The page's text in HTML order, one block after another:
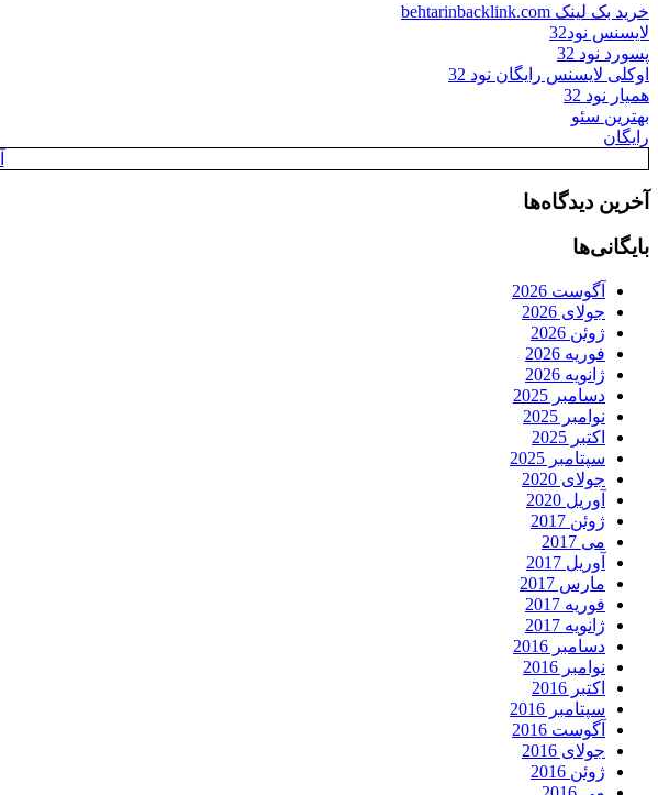
خرید بک لینک behtarinbacklink.com
لایسنس نود32
پسورد نود 32
اوکلی لایسنس رایگان نود 32
همیار نود 32
بهترین سئو
رایگان
آخرین دیدگاه‌ها
بایگانی‌ها
آگوست 2026
جولای 2026
ژوئن 2026
فوریه 2026
ژانویه 2026
دسامبر 2025
نوامبر 2025
اکتبر 2025
سپتامبر 2025
جولای 2020
آوریل 2020
ژوئن 2017
می 2017
آوریل 2017
مارس 2017
فوریه 2017
ژانویه 2017
دسامبر 2016
نوامبر 2016
اکتبر 2016
سپتامبر 2016
آگوست 2016
جولای 2016
ژوئن 2016